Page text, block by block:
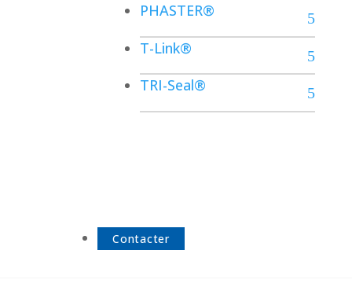
PHASTER®
T-Link®
TRI-Seal®
Contacter